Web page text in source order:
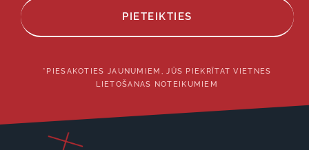
PIETEIKTIES
*PIESAKOTIES JAUNUMIEM, JŪS PIEKRĪTAT VIETNES
LIETOŠANAS NOTEIKUMIEM